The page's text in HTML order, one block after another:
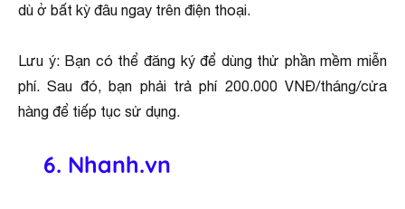
dù ở bất kỳ đâu ngay trên điện thoại.
Lưu ý: Bạn có thể đăng ký để dùng thử phần mềm miễn
phí. Sau đó, bạn phải trả phí 200.000 VNĐ/tháng/cửa
hàng để tiếp tục sử dụng.
6. Nhanh.vn